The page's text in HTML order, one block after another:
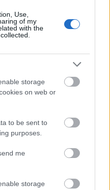
Use,
of my
with the
storage
on web or
to be sent to
purposes.
me
storage
γρήγορα τη βαλίτσα
που θα λατρέψετε